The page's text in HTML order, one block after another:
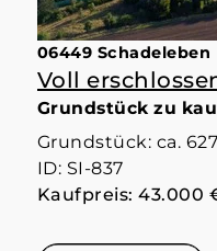
06449 Schadeleben
Grundstück zu
Grundstück: ca.
ID: SI-837
Kaufpreis: 43.000